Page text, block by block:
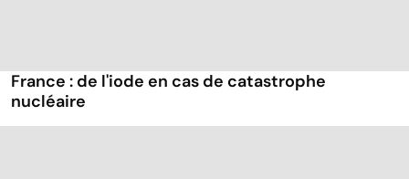
France : de l'iode en cas de catastrophe
nucléaire